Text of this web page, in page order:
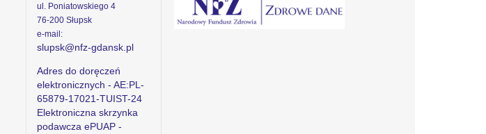
ul. Poniatowskiego 4
76-200 Słupsk
e-mail:
slupsk@nfz-gdansk.pl
Adres do doręczeń
elektronicznych - AE:PL-
65879-17021-TUIST-24
Elektroniczna skrzynka
podawcza ePUAP -